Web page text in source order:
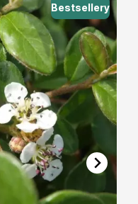
Bestsellery